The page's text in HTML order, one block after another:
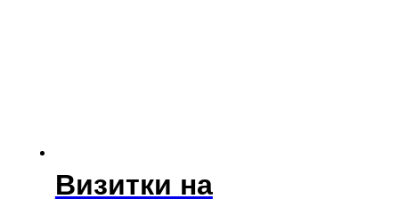
Визитки на